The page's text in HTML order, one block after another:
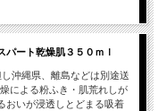
ート乾燥肌３５０ｍｌ
沖縄県、離島などは別途送
よる粉ふき・肌荒れしが
おいが浸透しとどまる吸着